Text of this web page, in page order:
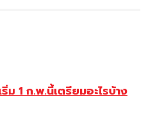
ม 1 ก.พ.นี้เตรียมอะไรบ้าง